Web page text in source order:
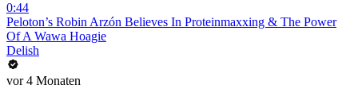
0:44
Peloton’s Robin Arzón Believes In Proteinmaxxing & The Power
Of A Wawa Hoagie
Delish
vor 4 Monaten